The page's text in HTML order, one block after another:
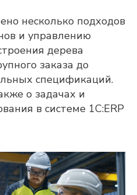
несколько подходов
и управлению
дерева
заказа до
спецификаций.
о задачах и
в системе 1С:ERP